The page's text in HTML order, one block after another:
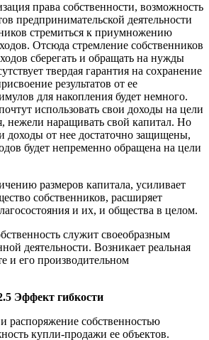
права собственности, возможность
предпринимательской деятельности
стремиться к приумножению
Отсюда стремление собственников
сберегать и обращать на нужды
твердая гарантия на сохранение
результатов от ее
для накопления будет немного.
использовать свои доходы на цели
нежели наращивать свой капитал. Но
доходы от нее достаточно защищены,
будет непременно обращена на цели
размеров капитала, усиливает
собственников, расширяет
и их, и общества в целом.
служит своеобразным
деятельности. Возникает реальная
и его производительном
Эффект гибкости
распоряжение собственностью
купли-продажи ее объектов.